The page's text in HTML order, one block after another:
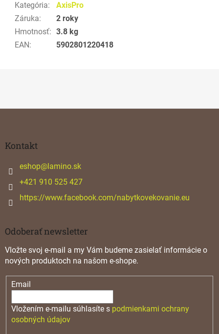
Kategória:
AxisPro
Záruka:
2 roky
Hmotnosť: 3.8 kg
EAN: 5902801220418
Kontakt
eshop@ lamino.sk
+421 910 525 427
https://www.facebook.com/nabytkovekovanie.eu
Odoberať newsletter
Vložte svoj e-mail a my Vám budeme zasielať informácie o
nových produktoch na našom e-shope.
Email
Vložením e-mailu súhlasíte s podmienkami ochrany
osobných údajov